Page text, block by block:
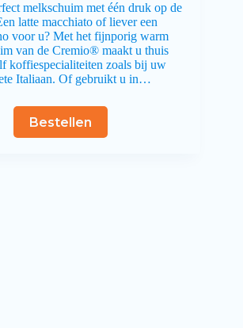
melkschuim met één druk op de
latte macchiato of liever een
voor u? Met het fijnporig warm
van de Cremio® maakt u thuis
koffiespecialiteiten zoals bij uw
Italiaan. Of gebruikt u in…
Bestellen